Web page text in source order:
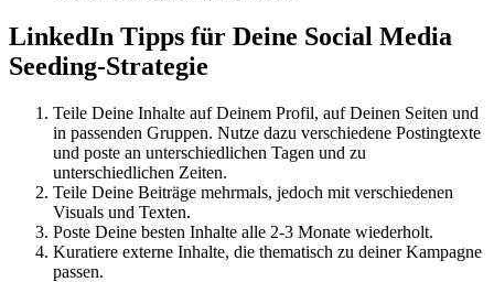
LinkedIn Tipps für Deine Social Media
Seeding-Strategie
Teile Deine Inhalte auf Deinem Profil, auf Deinen Seiten und
in passenden Gruppen. Nutze dazu verschiedene Postingtexte
und poste an unterschiedlichen Tagen und zu
unterschiedlichen Zeiten.
Teile Deine Beiträge mehrmals, jedoch mit verschiedenen
Visuals und Texten.
Poste Deine besten Inhalte alle 2-3 Monate wiederholt.
Kuratiere externe Inhalte, die thematisch zu deiner Kampagne
passen.